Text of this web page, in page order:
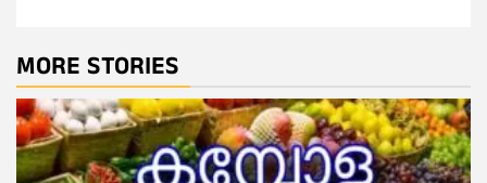
MORE STORIES